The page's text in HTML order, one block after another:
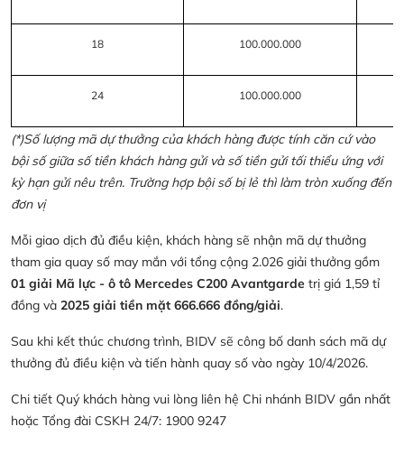
18 100.000.000
24 100.000.000
(*)Số lượng mã dự thưởng của khách hàng được tính căn cứ vào
bội số giữa số tiền khách hàng gửi và số tiền gửi tối thiểu ứng với
kỳ hạn gửi nêu trên. Trường hợp bội số bị lẻ thì làm tròn xuống đến
đơn vị
Mỗi giao dịch đủ điều kiện, khách hàng sẽ nhận mã dự thưởng
tham gia quay số may mắn với tổng cộng 2.026 giải thưởng gồm
01 giải Mã lực - ô tô Mercedes C200 Avantgarde trị giá 1,59 tỉ
đồng và 2025 giải tiền mặt 666.666 đồng/giải.
Sau khi kết thúc chương trình, BIDV sẽ công bố danh sách mã dự
thưởng đủ điều kiện và tiến hành quay số vào ngày 10/4/2026.
Chi tiết Quý khách hàng vui lòng liên hệ Chi nhánh BIDV gần nhất
hoặc Tổng đài CSKH 24/7: 1900 9247